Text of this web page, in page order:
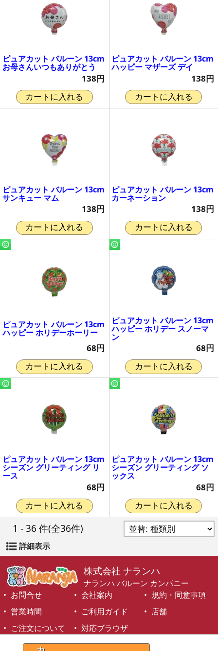
ピュアカット バルーン 13cm
お母さんいつもありがとう
138円
カートに入れる
ピュアカット バルーン 13cm
ハッピー マザーズ デイ
138円
カートに入れる
ピュアカット バルーン 13cm
サンキュー マム
138円
カートに入れる
ピュアカット バルーン 13cm
カーネーション
138円
カートに入れる
ピュアカット バルーン 13cm
ハッピー ホリデーホーリー
68円
カートに入れる
ピュアカット バルーン 13cm
ハッピー ホリデー スノーマ
ン
68円
カートに入れる
ピュアカット バルーン 13cm
シーズン グリーティング リ
ース
68円
カートに入れる
ピュアカット バルーン 13cm
シーズン グリーティング ソ
ックス
68円
カートに入れる
1 - 36 件(全36件)
詳細表示
株式会社 ナランハ
ナランハ バルーン カンパニー
お問合せ
会社案内
規約・同意事項
営業時間
ご利用ガイド
店舗
ご注文について
対応ブラウザ
©1999-2026 NARANJA Inc. All Rights Reserved.